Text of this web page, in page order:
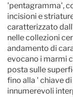
'pentagramma',
incisioni e
caratterizzato
nelle collezioni
andamento di
evocano i marmi
posta sulle
fino alla ' chiave
innumerevoli